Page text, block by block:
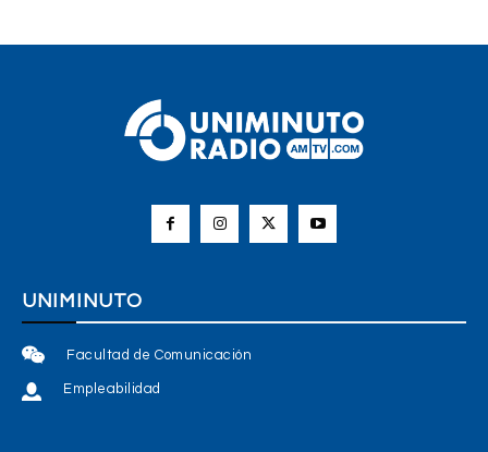
UNIMINUTO
Facultad de Comunicación
Empleabilidad